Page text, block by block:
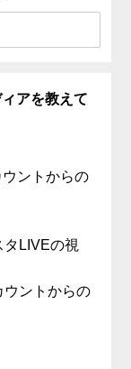
アを教えて
ントからの
タLIVEの視
ウントからの